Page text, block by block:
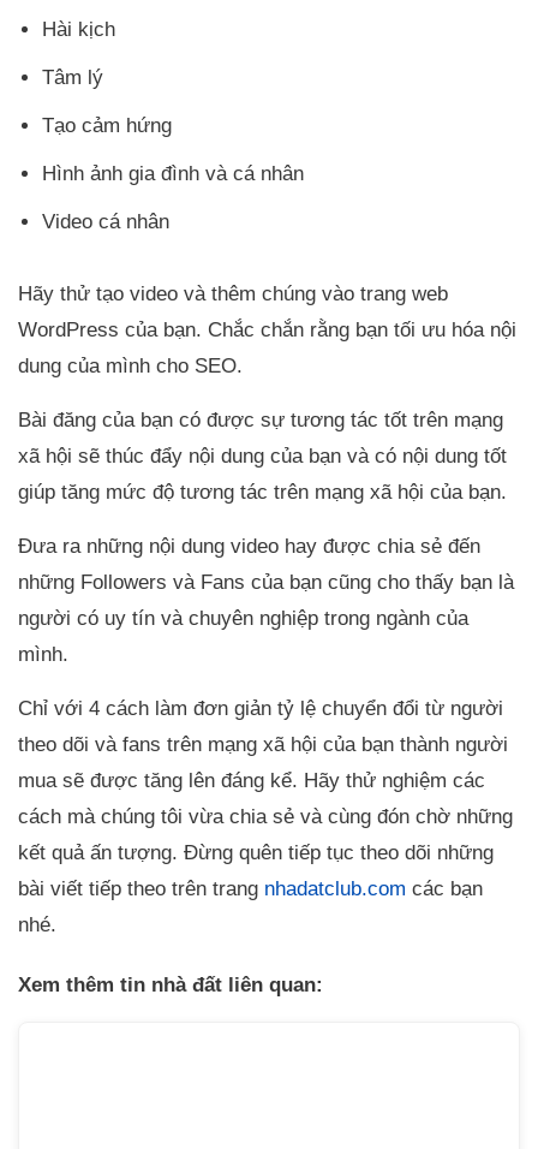
Hài kịch
Tâm lý
Tạo cảm hứng
Hình ảnh gia đình và cá nhân
Video cá nhân
Hãy thử tạo video và thêm chúng vào trang web
WordPress của bạn. Chắc chắn rằng bạn tối ưu hóa nội
dung của mình cho SEO.
Bài đăng của bạn có được sự tương tác tốt trên mạng
xã hội sẽ thúc đẩy nội dung của bạn và có nội dung tốt
giúp tăng mức độ tương tác trên mạng xã hội của bạn.
Đưa ra những nội dung video hay được chia sẻ đến
những Followers và Fans của bạn cũng cho thấy bạn là
người có uy tín và chuyên nghiệp trong ngành của
mình.
Chỉ với 4 cách làm đơn giản tỷ lệ chuyển đổi từ người
theo dõi và fans trên mạng xã hội của bạn thành người
mua sẽ được tăng lên đáng kể. Hãy thử nghiệm các
cách mà chúng tôi vừa chia sẻ và cùng đón chờ những
kết quả ấn tượng. Đừng quên tiếp tục theo dõi những
bài viết tiếp theo trên trang nhadatclub.com các bạn
nhé.
Xem thêm tin nhà đất liên quan: